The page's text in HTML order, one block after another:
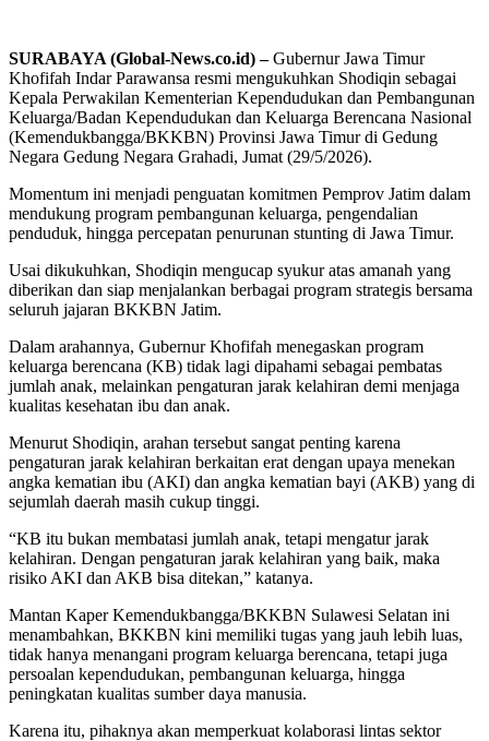
SURABAYA (Global-News.co.id) –Gubernur Jawa Timur
Khofifah Indar Parawansa resmi mengukuhkan Shodiqin sebagai
Kepala Perwakilan Kementerian Kependudukan dan Pembangunan
Keluarga/Badan Kependudukan dan Keluarga Berencana Nasional
(Kemendukbangga/BKKBN) Provinsi Jawa Timur di Gedung
Negara Gedung Negara Grahadi, Jumat (29/5/2026).
Momentum ini menjadi penguatan komitmen Pemprov Jatim dalam
mendukung program pembangunan keluarga, pengendalian
penduduk, hingga percepatan penurunan stunting di Jawa Timur.
Usai dikukuhkan, Shodiqin mengucap syukur atas amanah yang
diberikan dan siap menjalankan berbagai program strategis bersama
seluruh jajaran BKKBN Jatim.
Dalam arahannya, Gubernur Khofifah menegaskan program
keluarga berencana (KB) tidak lagi dipahami sebagai pembatas
jumlah anak, melainkan pengaturan jarak kelahiran demi menjaga
kualitas kesehatan ibu dan anak.
Menurut Shodiqin, arahan tersebut sangat penting karena
pengaturan jarak kelahiran berkaitan erat dengan upaya menekan
angka kematian ibu (AKI) dan angka kematian bayi (AKB) yang di
sejumlah daerah masih cukup tinggi.
“KB itu bukan membatasi jumlah anak, tetapi mengatur jarak
kelahiran. Dengan pengaturan jarak kelahiran yang baik, maka
risiko AKI dan AKB bisa ditekan,” katanya.
Mantan Kaper Kemendukbangga/BKKBN Sulawesi Selatan ini
menambahkan, BKKBN kini memiliki tugas yang jauh lebih luas,
tidak hanya menangani program keluarga berencana, tetapi juga
persoalan kependudukan, pembangunan keluarga, hingga
peningkatan kualitas sumber daya manusia.
Karena itu, pihaknya akan memperkuat kolaborasi lintas sektor